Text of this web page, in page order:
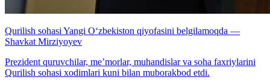
Qurilish sohasi Yangi O‘zbekiston qiyofasini belgilamoqda —
Shavkat Mirziyoyev
Prezident quruvchilar, me’morlar, muhandislar va soha faxriylarini
Qurilish sohasi xodimlari kuni bilan muborakbod etdi.